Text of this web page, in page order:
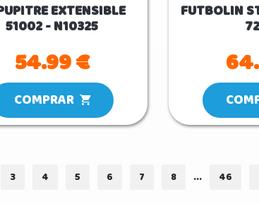
EXTENSIBLE
51002 - N10325
54.99 €
COMPRAR
FUTBOLIN
3 4 5 6 7 8 ... 46